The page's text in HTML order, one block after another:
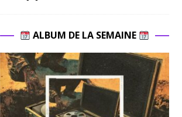
ALBUM DE LA SEMAINE